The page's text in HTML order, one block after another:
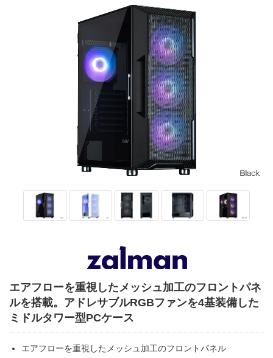
エアフローを重視したメッシュ加工のフロントパネ
ルを搭載。アドレサブルRGBファンを4基装備した
ミドルタワー型PCケース
エアフローを重視したメッシュ加工のフロントパネル